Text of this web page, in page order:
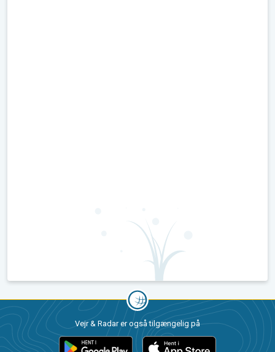
Vejr & Radar er også tilgængelig på